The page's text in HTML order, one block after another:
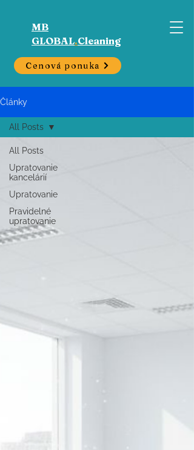
MB
GLOBAL.Cleaning
Cenová ponuka
Články
All Posts
Upratovanie
kancelárií
Upratovanie
Pravidelné
upratovanie
All Posts